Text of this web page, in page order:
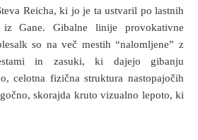
Reicha, ki jo je ta ustvaril po lastnih
Gane. Gibalne linije provokativne
so na več mestih “nalomljene” z
in zasuki, ki dajejo gibanju
celotna fizična struktura nastopajočih
skorajda kruto vizualno lepoto, ki